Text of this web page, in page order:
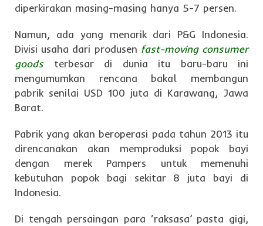
diperkirakan masing-masing hanya 5-7 persen.
Namun, ada yang menarik dari P&G Indonesia.
Divisi usaha dari produsen fast-moving consumer
goods terbesar di dunia itu baru-baru ini
mengumumkan rencana bakal membangun
pabrik senilai USD 100 juta di Karawang, Jawa
Barat.
Pabrik yang akan beroperasi pada tahun 2013 itu
direncanakan akan memproduksi popok bayi
dengan merek Pampers untuk memenuhi
kebutuhan popok bagi sekitar 8 juta bayi di
Indonesia.
Di tengah persaingan para ‘raksasa’ pasta gigi,